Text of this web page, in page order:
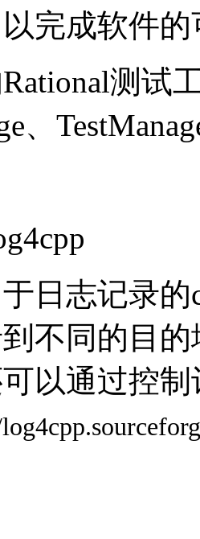
完成软件
测试工
、
志记录的
不同的目
以通过控